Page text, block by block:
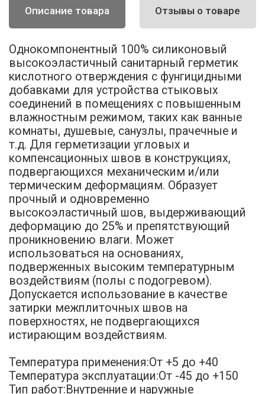
Описание товара Отзывы о товаре
Однокомпонентный 100% силиконовый
высокоэластичный санитарный герметик
кислотного отверждения с фунгицидными
добавками для устройства стыковых
соединений в помещениях с повышенным
влажностным режимом, таких как ванные
комнаты, душевые, санузлы, прачечные и
т.д. Для герметизации угловых и
компенсационных швов в конструкциях,
подвергающихся механическим и/или
термическим деформациям. Образует
прочный и одновременно
высокоэластичный шов, выдерживающий
деформацию до 25% и препятствующий
проникновению влаги. Может
использоваться на основаниях,
подверженных высоким температурным
воздействиям (полы с подогревом).
Допускается использование в качестве
затирки межплиточных швов на
поверхностях, не подвергающихся
истирающим воздействиям.
Температура применения:От +5 до +40
Температура эксплуатации:От -45 до +150
Тип работ:Внутренние и наружные